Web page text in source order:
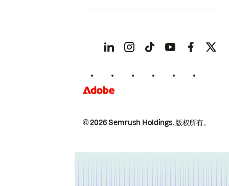
© 2026 Semrush Holdings.版权所有。